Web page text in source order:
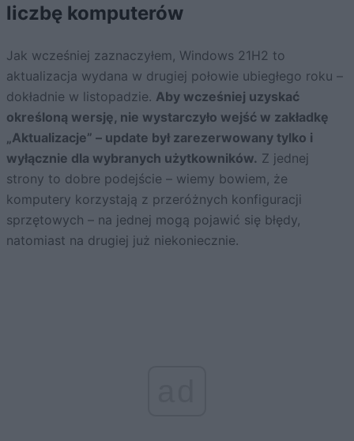
liczbę komputerów
Jak wcześniej zaznaczyłem, Windows 21H2 to
aktualizacja wydana w drugiej połowie ubiegłego roku –
dokładnie w listopadzie. Aby wcześniej uzyskać
określoną wersję, nie wystarczyło wejść w zakładkę
„Aktualizacje” – update był zarezerwowany tylko i
wyłącznie dla wybranych użytkowników. Z jednej
strony to dobre podejście – wiemy bowiem, że
komputery korzystają z przeróżnych konfiguracji
sprzętowych – na jednej mogą pojawić się błędy,
natomiast na drugiej już niekoniecznie.